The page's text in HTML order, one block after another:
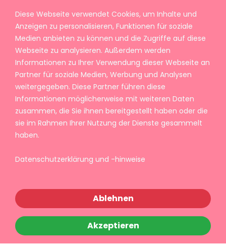
Diese Webseite verwendet Cookies, um Inhalte und
Anzeigen zu personalisieren, Funktionen für soziale
Medien anbieten zu können und die Zugriffe auf diese
Webseite zu analysieren. Außerdem werden
Informationen zu Ihrer Verwendung dieser Webseite an
Partner für soziale Medien, Werbung und Analysen
weitergegeben. Diese Partner führen diese
Informationen möglicherweise mit weiteren Daten
zusammen, die Sie ihnen bereitgestellt haben oder die
sie im Rahmen Ihrer Nutzung der Dienste gesammelt
haben.
Datenschutzerklärung und -hinweise
Ablehnen
Akzeptieren